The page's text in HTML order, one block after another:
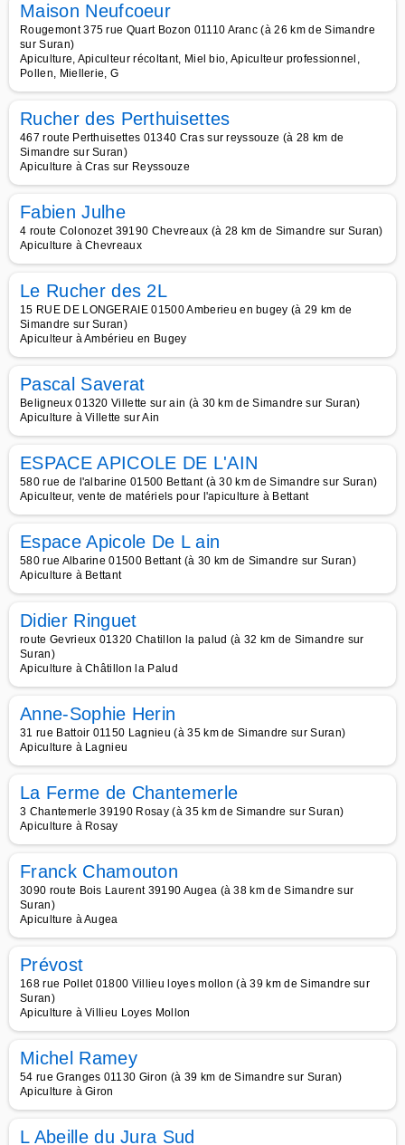
Maison Neufcoeur
Rougemont 375 rue Quart Bozon 01110 Aranc (à 26 km de Simandre
sur Suran)
Apiculture, Apiculteur récoltant, Miel bio, Apiculteur professionnel,
Pollen, Miellerie, G
Rucher des Perthuisettes
467 route Perthuisettes 01340 Cras sur reyssouze (à 28 km de
Simandre sur Suran)
Apiculture à Cras sur Reyssouze
Fabien Julhe
4 route Colonozet 39190 Chevreaux (à 28 km de Simandre sur Suran)
Apiculture à Chevreaux
Le Rucher des 2L
15 RUE DE LONGERAIE 01500 Amberieu en bugey (à 29 km de
Simandre sur Suran)
Apiculteur à Ambérieu en Bugey
Pascal Saverat
Beligneux 01320 Villette sur ain (à 30 km de Simandre sur Suran)
Apiculture à Villette sur Ain
ESPACE APICOLE DE L'AIN
580 rue de l'albarine 01500 Bettant (à 30 km de Simandre sur Suran)
Apiculteur, vente de matériels pour l'apiculture à Bettant
Espace Apicole De L ain
580 rue Albarine 01500 Bettant (à 30 km de Simandre sur Suran)
Apiculture à Bettant
Didier Ringuet
route Gevrieux 01320 Chatillon la palud (à 32 km de Simandre sur
Suran)
Apiculture à Châtillon la Palud
Anne-Sophie Herin
31 rue Battoir 01150 Lagnieu (à 35 km de Simandre sur Suran)
Apiculture à Lagnieu
La Ferme de Chantemerle
3 Chantemerle 39190 Rosay (à 35 km de Simandre sur Suran)
Apiculture à Rosay
Franck Chamouton
3090 route Bois Laurent 39190 Augea (à 38 km de Simandre sur
Suran)
Apiculture à Augea
Prévost
168 rue Pollet 01800 Villieu loyes mollon (à 39 km de Simandre sur
Suran)
Apiculture à Villieu Loyes Mollon
Michel Ramey
54 rue Granges 01130 Giron (à 39 km de Simandre sur Suran)
Apiculture à Giron
L Abeille du Jura Sud